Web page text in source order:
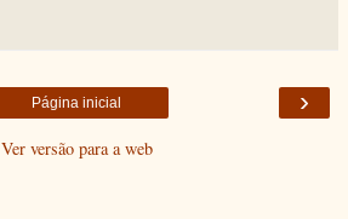
›
Página inicial
Ver versão para a web